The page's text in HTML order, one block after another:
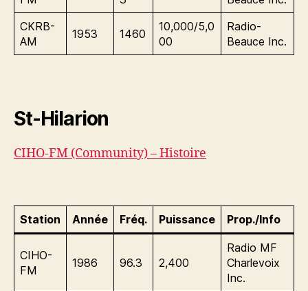
CKRB-
AM
1953 1460
10,000/5,0
00
Radio-
Beauce Inc.
St-Hilarion
CIHO-FM (Community) – Histoire
Station Année Fréq. Puissance Prop./Info
CIHO-
FM
1986 96.3 2,400
Radio MF
Charlevoix
Inc.